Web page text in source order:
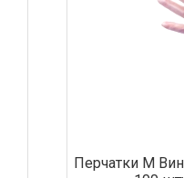
Перчатки М